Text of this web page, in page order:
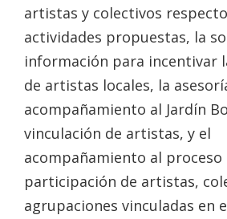
artistas y colectivos
actividades propuestas, la
información para incentivar
de artistas locales, la
acompañamiento al Jardín
vinculación de artistas, y el
acompañamiento al proceso
participación de artistas,
agrupaciones vinculadas en